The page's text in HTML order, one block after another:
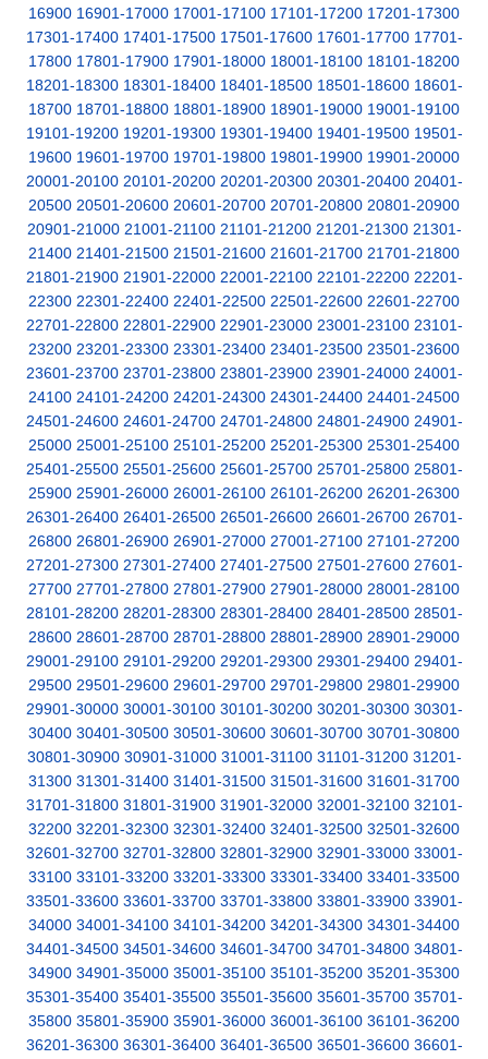
16900 16901-17000 17001-17100 17101-17200 17201-17300
17301-17400 17401-17500 17501-17600 17601-17700 17701-
17800 17801-17900 17901-18000 18001-18100 18101-18200
18201-18300 18301-18400 18401-18500 18501-18600 18601-
18700 18701-18800 18801-18900 18901-19000 19001-19100
19101-19200 19201-19300 19301-19400 19401-19500 19501-
19600 19601-19700 19701-19800 19801-19900 19901-20000
20001-20100 20101-20200 20201-20300 20301-20400 20401-
20500 20501-20600 20601-20700 20701-20800 20801-20900
20901-21000 21001-21100 21101-21200 21201-21300 21301-
21400 21401-21500 21501-21600 21601-21700 21701-21800
21801-21900 21901-22000 22001-22100 22101-22200 22201-
22300 22301-22400 22401-22500 22501-22600 22601-22700
22701-22800 22801-22900 22901-23000 23001-23100 23101-
23200 23201-23300 23301-23400 23401-23500 23501-23600
23601-23700 23701-23800 23801-23900 23901-24000 24001-
24100 24101-24200 24201-24300 24301-24400 24401-24500
24501-24600 24601-24700 24701-24800 24801-24900 24901-
25000 25001-25100 25101-25200 25201-25300 25301-25400
25401-25500 25501-25600 25601-25700 25701-25800 25801-
25900 25901-26000 26001-26100 26101-26200 26201-26300
26301-26400 26401-26500 26501-26600 26601-26700 26701-
26800 26801-26900 26901-27000 27001-27100 27101-27200
27201-27300 27301-27400 27401-27500 27501-27600 27601-
27700 27701-27800 27801-27900 27901-28000 28001-28100
28101-28200 28201-28300 28301-28400 28401-28500 28501-
28600 28601-28700 28701-28800 28801-28900 28901-29000
29001-29100 29101-29200 29201-29300 29301-29400 29401-
29500 29501-29600 29601-29700 29701-29800 29801-29900
29901-30000 30001-30100 30101-30200 30201-30300 30301-
30400 30401-30500 30501-30600 30601-30700 30701-30800
30801-30900 30901-31000 31001-31100 31101-31200 31201-
31300 31301-31400 31401-31500 31501-31600 31601-31700
31701-31800 31801-31900 31901-32000 32001-32100 32101-
32200 32201-32300 32301-32400 32401-32500 32501-32600
32601-32700 32701-32800 32801-32900 32901-33000 33001-
33100 33101-33200 33201-33300 33301-33400 33401-33500
33501-33600 33601-33700 33701-33800 33801-33900 33901-
34000 34001-34100 34101-34200 34201-34300 34301-34400
34401-34500 34501-34600 34601-34700 34701-34800 34801-
34900 34901-35000 35001-35100 35101-35200 35201-35300
35301-35400 35401-35500 35501-35600 35601-35700 35701-
35800 35801-35900 35901-36000 36001-36100 36101-36200
36201-36300 36301-36400 36401-36500 36501-36600 36601-